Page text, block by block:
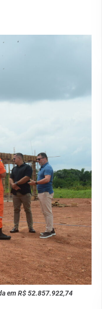
em R$ 52.857.922,74